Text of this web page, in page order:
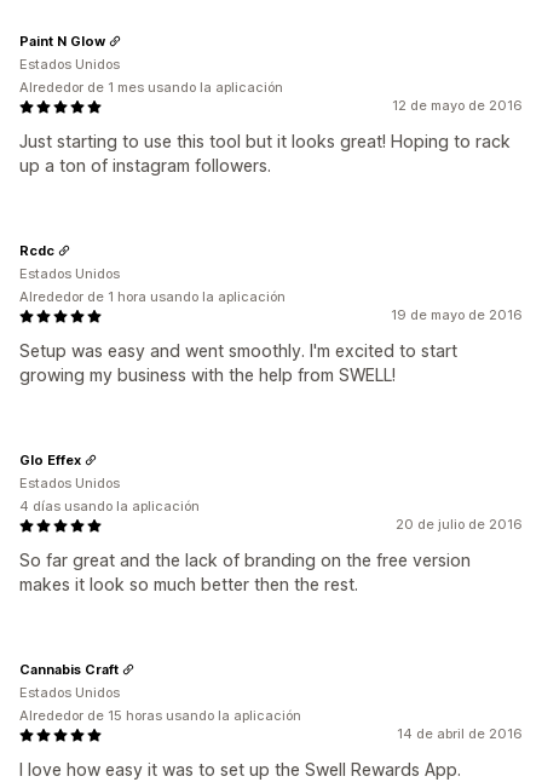
12 de mayo de 2016
Just starting to use this tool but it looks great! Hoping to rack
up a ton of instagram followers.
Paint N Glow
Estados Unidos
Alrededor de 1 mes usando la aplicación
19 de mayo de 2016
Setup was easy and went smoothly. I'm excited to start
growing my business with the help from SWELL!
Rcdc
Estados Unidos
Alrededor de 1 hora usando la aplicación
20 de julio de 2016
So far great and the lack of branding on the free version
makes it look so much better then the rest.
Glo Effex
Estados Unidos
4 días usando la aplicación
14 de abril de 2016
I love how easy it was to set up the Swell Rewards App.
Cannabis Craft
Estados Unidos
Alrededor de 15 horas usando la aplicación